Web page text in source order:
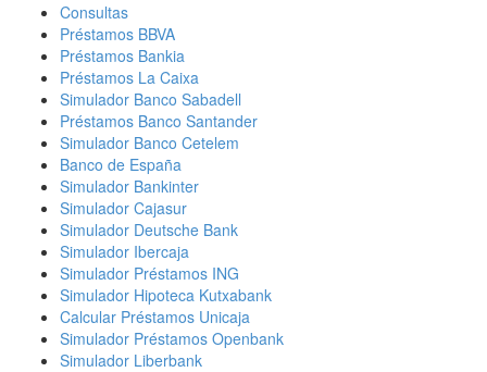
Consultas
Préstamos BBVA
Préstamos Bankia
Préstamos La Caixa
Simulador Banco Sabadell
Préstamos Banco Santander
Simulador Banco Cetelem
Banco de España
Simulador Bankinter
Simulador Cajasur
Simulador Deutsche Bank
Simulador Ibercaja
Simulador Préstamos ING
Simulador Hipoteca Kutxabank
Calcular Préstamos Unicaja
Simulador Préstamos Openbank
Simulador Liberbank